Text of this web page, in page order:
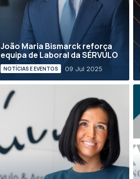
João Maria Bismarck reforça
equipa de Laboral da SÉRVULO
NOTÍCIAS E EVENTOS 09 Jul 2025